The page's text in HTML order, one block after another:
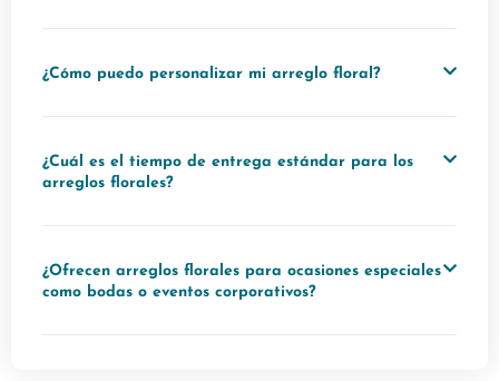
¿Cómo puedo personalizar mi arreglo floral?
¿Cuál es el tiempo de entrega estándar para los
arreglos florales?
¿Ofrecen arreglos florales para ocasiones especiales
como bodas o eventos corporativos?